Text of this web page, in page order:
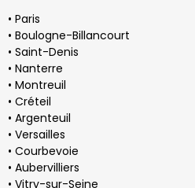
• Paris
• Boulogne-Billancourt
• Saint-Denis
• Nanterre
• Montreuil
• Créteil
• Argenteuil
• Versailles
• Courbevoie
• Aubervilliers
• Vitry-sur-Seine